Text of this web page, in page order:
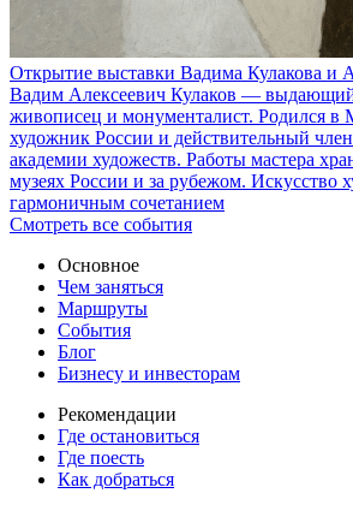
Открытие выставки Вадима Кулакова и
Вадим Алексеевич Кулаков —
живописец и монументалист. Родился в
художник России и действительный
академии художеств. Работы мастера
музеях России и за рубежом. Искусство
гармоничным сочетанием
Смотреть все события
Основное
Чем заняться
Маршруты
События
Блог
Бизнесу и инвесторам
Рекомендации
Где остановиться
Где поесть
Как добраться